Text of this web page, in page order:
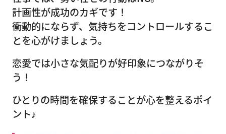
計画性が成功のカギです！
衝動的にならず、気持ちをコントロールするこ
とを心がけましょう。
恋愛では小さな気配りが好印象につながりそ
う！
ひとりの時間を確保することが心を整えるポイ
ント♪